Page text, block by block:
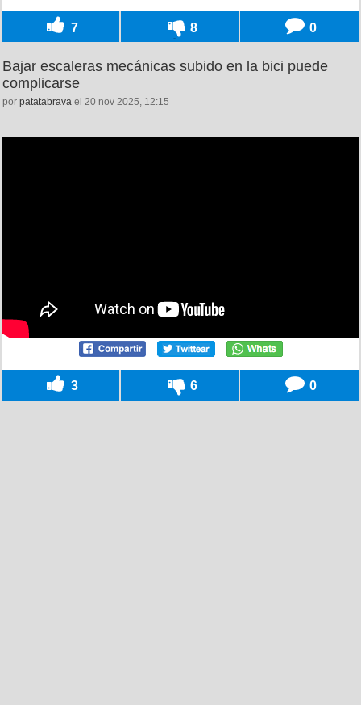
7 8 0
Bajar escaleras mecánicas subido en la bici puede
complicarse
por patatabrava el 20 nov 2025, 12:15
3 6 0